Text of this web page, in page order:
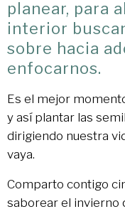
planear, para
interior
sobre hacia
enfocarnos.
Es el mejor
y así plantar las
dirigiendo nuestra
vaya.
Comparto contigo
saborear el invierno